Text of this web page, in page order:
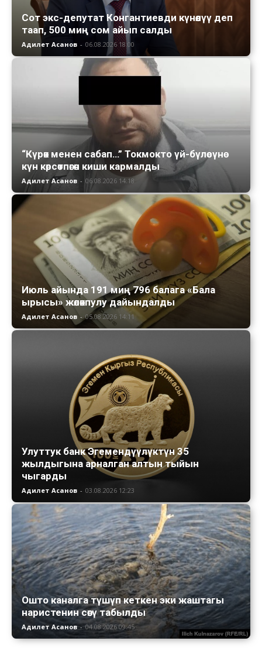
Сот экс-депутат Конгантиевди күнөөлүү деп
таап, 500 миң сом айып салды
Адилет Асанов - 06.08.2026 18:00
“Күрөк менен сабап…” Токмокто үй-бүлөсүнө
күн көрсөтпөгөн киши кармалды
Адилет Асанов - 06.08.2026 14:18
Июль айында 191 миң 796 балага «Бала
ырысы» жөлөкпулу дайындалды
Адилет Асанов - 05.08.2026 14:11
Улуттук банк Эгемендүүлүктүн 35
жылдыгына арналган алтын тыйын
чыгарды
Адилет Асанов - 03.08.2026 12:23
Ошто каналга түшүп кеткен эки жаштагы
наристенин сөөгү табылды
Адилет Асанов - 04.08.2026 09:45